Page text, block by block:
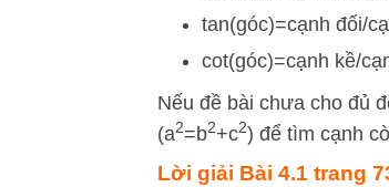
tan(góc)=cạnh đối/
cot(góc)=cạnh kề/
Nếu đề bài chưa cho đủ
(a2=b2+c2) để tìm cạnh
Lời giải Bài 4.1 trang